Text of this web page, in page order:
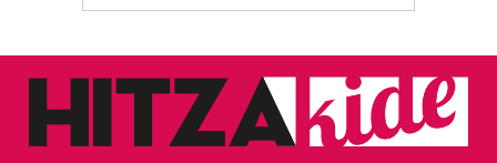
zure baimena Cookieen adierazpenean.
fitxategiak erabiltzen ditu. Zure esperientzia eta
zerbitzuak hobetzeko asmoz, cookie teknologiaz
baliatzen gara. Ohar hau onartuz gero, teknologia hori